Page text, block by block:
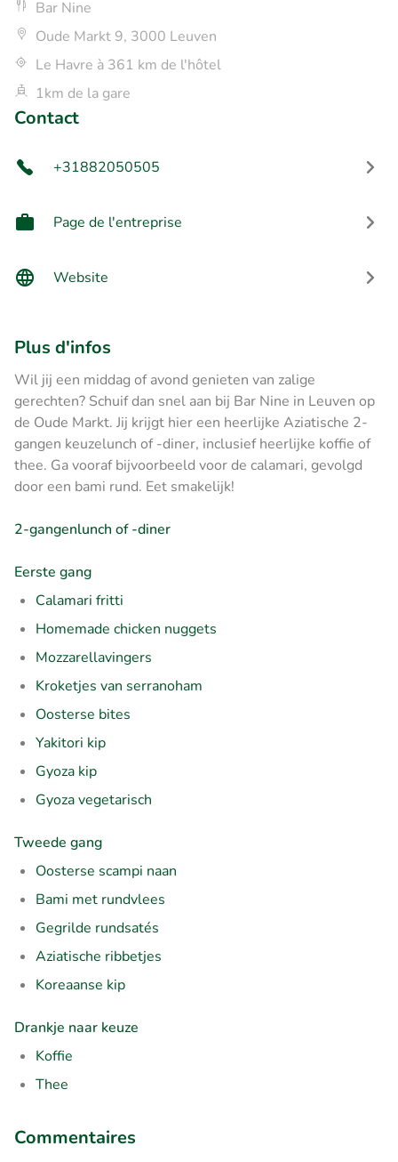
Bar Nine
Oude Markt 9, 3000 Leuven
Le Havre à 361 km de l'hôtel
1km de la gare
Contact
+31882050505
Page de l'entreprise
Website
Plus d'infos
Wil jij een middag of avond genieten van zalige
gerechten? Schuif dan snel aan bij Bar Nine in Leuven op
de Oude Markt. Jij krijgt hier een heerlijke Aziatische 2-
gangen keuzelunch of -diner, inclusief heerlijke koffie of
thee. Ga vooraf bijvoorbeeld voor de calamari, gevolgd
door een bami rund. Eet smakelijk!
2-gangenlunch of -diner
Eerste gang
Calamari fritti
Homemade chicken nuggets
Mozzarellavingers
Kroketjes van serranoham
Oosterse bites
Yakitori kip
Gyoza kip
Gyoza vegetarisch
Tweede gang
Oosterse scampi naan
Bami met rundvlees
Gegrilde rundsatés
Aziatische ribbetjes
Koreaanse kip
Drankje naar keuze
Koffie
Thee
Commentaires